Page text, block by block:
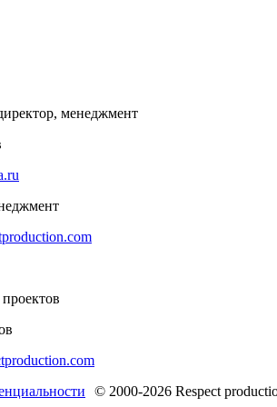
менеджмент
© 2000-2026 Respect